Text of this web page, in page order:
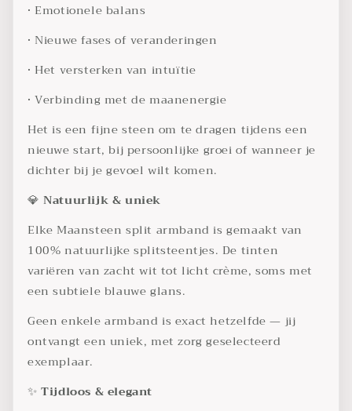
• Emotionele balans
• Nieuwe fases of veranderingen
• Het versterken van intuïtie
• Verbinding met de maanenergie
Het is een fijne steen om te dragen tijdens een
nieuwe start, bij persoonlijke groei of wanneer je
dichter bij je gevoel wilt komen.
💎Natuurlijk & uniek
Elke Maansteen split armband is gemaakt van
100% natuurlijke splitsteentjes. De tinten
variëren van zacht wit tot licht crème, soms met
een subtiele blauwe glans.
Geen enkele armband is exact hetzelfde — jij
ontvangt een uniek, met zorg geselecteerd
exemplaar.
✨Tijdloos & elegant